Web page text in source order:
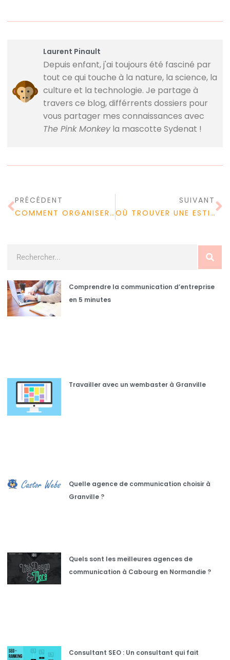
Laurent Pinault
Depuis enfant, j'ai toujours été fasciné par
tout ce qui touche à la nature, la science, la
culture et la technologie. Je partage à
travers ce blog, différrents dossiers pour
vous partager mes connaissances avec
The Pink Monkeyla mascotte Sydenat !
PRÉCÉDENT
COMMENT ORGANISER UN SÉMINAIRE À PARIS ?
SUIVANT
OÙ TROUVER UNE ESTIMATION EN LIGNE D’UN APPARTEMENT ?
Comprendre la communication d’entreprise
en 5 minutes
Travailler avec un wembaster à Granville
Quelle agence de communication choisir à
Granville ?
Quels sont les meilleures agences de
communication à Cabourg en Normandie ?
Consultant SEO : Un consultant qui fait